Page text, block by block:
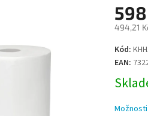
494,21
Měrná
cena:
Kód:
EAN: